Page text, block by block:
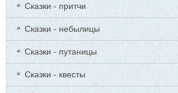
Сказки - притчи
Сказки - небылицы
Сказки - путаницы
Сказки - квесты